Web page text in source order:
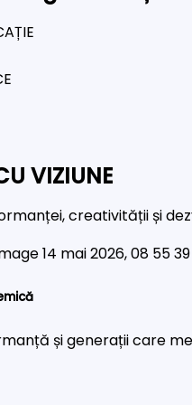
VIZIUNE
creativității și
și generații care